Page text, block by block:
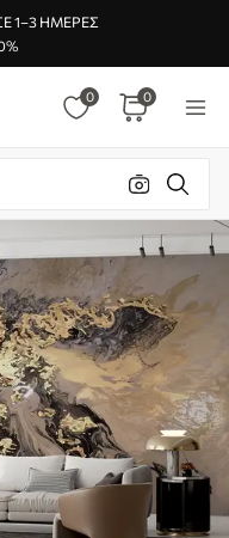
1–3 ΗΜΈΡΕΣ
0 0